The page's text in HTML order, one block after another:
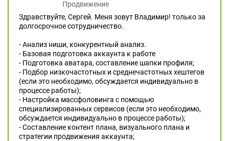
Продвижение
Здравствуйте, Сергей. Меня зовут Владимир! только за
долгосрочное сотрудничество.
- Анализ ниши, конкурентный анализ.
- Базовая подготовка аккаунта к работе
- Подготовка аватара, составление шапки профиля;
- Подбор низкочастотных и среднечастотных хештегов
(если это необходимо, обсуждается индивидуально в
процессе работы);
- Настройка массфоловинга с помощью
специализированных сервисов (если это необходимо,
обсуждается индивидуально в процессе работы);
- Составление контент плана, визуального плана и
стратегии продвижения аккаунта;